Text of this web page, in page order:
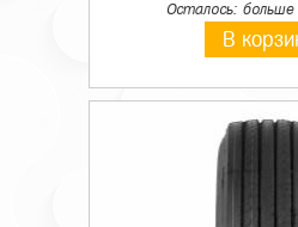
Осталось:
В